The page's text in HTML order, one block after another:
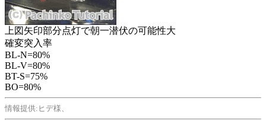
上図矢印部分点灯で朝一潜伏の可能性大
確変突入率
BL-N=80%
BL-V=80%
BT-S=75%
BO=80%
情報提供:ヒデ様、